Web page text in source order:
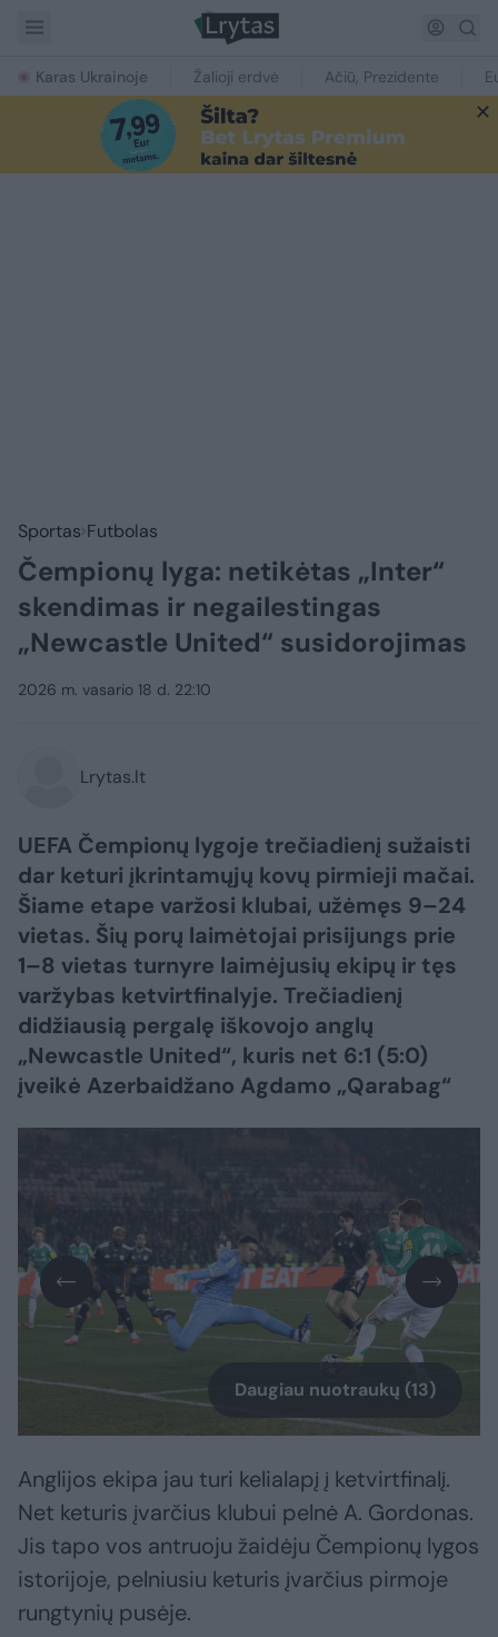
Karas Ukrainoje Žalioji erdvė Ačiū, Prezidente
Sportas Futbolas
Čempionų lyga: netikėtas „Inter“
skendimas ir negailestingas
„Newcastle United“ susidorojimas
2026 m. vasario 18 d. 22:10
Lrytas.lt
UEFA Čempionų lygoje trečiadienį sužaisti
dar keturi įkrintamųjų kovų pirmieji mačai.
Šiame etape varžosi klubai, užėmęs 9–24
vietas. Šių porų laimėtojai prisijungs prie
1–8 vietas turnyre laimėjusių ekipų ir tęs
varžybas ketvirtfinalyje. Trečiadienį
didžiausią pergalę iškovojo anglų
„Newcastle United“, kuris net 6:1 (5:0)
įveikė Azerbaidžano Agdamo „Qarabag“
Daugiau nuotraukų (13)
Anglijos ekipa jau turi kelialapį į ketvirtfinalį.
Net keturis įvarčius klubui pelnė A. Gordonas.
Jis tapo vos antruoju žaidėju Čempionų lygos
istorijoje, pelniusiu keturis įvarčius pirmoje
rungtynių pusėje.